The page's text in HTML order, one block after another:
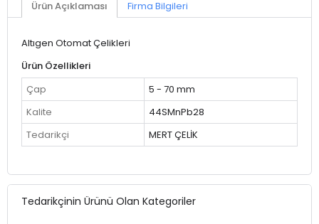
Ürün Açıklaması Firma Bilgileri
Altıgen Otomat Çelikleri
Ürün Özellikleri
Çap
5 - 70 mm
Kalite
44SMnPb28
Tedarikçi
MERT ÇELİK
Tedarikçinin Ürünü Olan Kategoriler